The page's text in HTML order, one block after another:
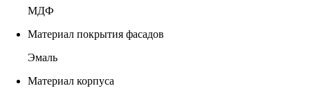
МДФ
Материал покрытия фасадов
Эмаль
Материал корпуса